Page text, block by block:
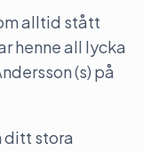
alltid stått
henne all lycka
(s) på
ditt stora